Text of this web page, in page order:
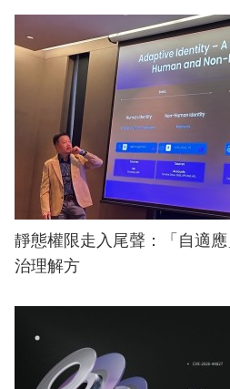
靜態權限走入尾聲：「自適
治理解方